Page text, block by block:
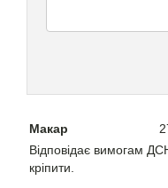
Макар
Відповідає вимогам
кріпити.